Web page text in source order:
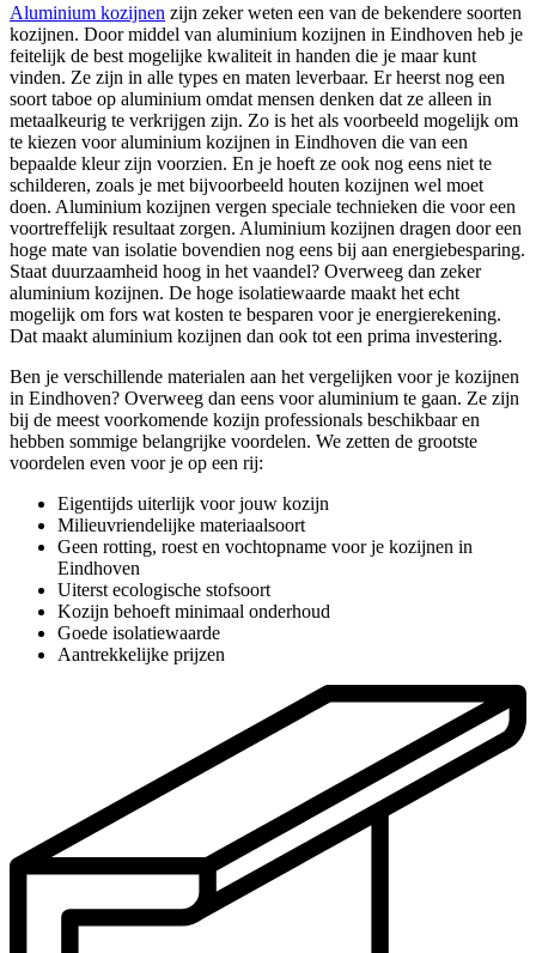
Aluminium kozijnen zijn zeker weten een van de bekendere soorten
kozijnen. Door middel van aluminium kozijnen in Eindhoven heb je
feitelijk de best mogelijke kwaliteit in handen die je maar kunt
vinden. Ze zijn in alle types en maten leverbaar. Er heerst nog een
soort taboe op aluminium omdat mensen denken dat ze alleen in
metaalkeurig te verkrijgen zijn. Zo is het als voorbeeld mogelijk om
te kiezen voor aluminium kozijnen in Eindhoven die van een
bepaalde kleur zijn voorzien. En je hoeft ze ook nog eens niet te
schilderen, zoals je met bijvoorbeeld houten kozijnen wel moet
doen. Aluminium kozijnen vergen speciale technieken die voor een
voortreffelijk resultaat zorgen. Aluminium kozijnen dragen door een
hoge mate van isolatie bovendien nog eens bij aan energiebesparing.
Staat duurzaamheid hoog in het vaandel? Overweeg dan zeker
aluminium kozijnen. De hoge isolatiewaarde maakt het echt
mogelijk om fors wat kosten te besparen voor je energierekening.
Dat maakt aluminium kozijnen dan ook tot een prima investering.
Ben je verschillende materialen aan het vergelijken voor je kozijnen
in Eindhoven? Overweeg dan eens voor aluminium te gaan. Ze zijn
bij de meest voorkomende kozijn professionals beschikbaar en
hebben sommige belangrijke voordelen. We zetten de grootste
voordelen even voor je op een rij:
Eigentijds uiterlijk voor jouw kozijn
Milieuvriendelijke materiaalsoort
Geen rotting, roest en vochtopname voor je kozijnen in
Eindhoven
Uiterst ecologische stofsoort
Kozijn behoeft minimaal onderhoud
Goede isolatiewaarde
Aantrekkelijke prijzen